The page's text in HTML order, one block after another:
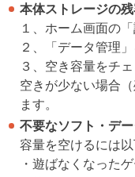
本体ストレージの
１、ホーム画面の
２、「データ管理」
３、空き容量をチェ
空きが少ない場合
ます。
不要なソフト・デ
容量を空けるには以
・遊ばなくなった